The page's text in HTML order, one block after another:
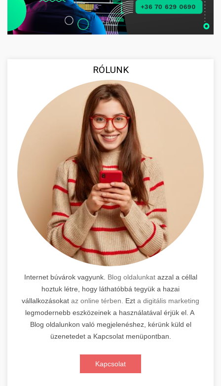
RÓLUNK
Internet búvárok vagyunk. Blog oldalunkatazzal a céllal
hoztuk létre, hogy láthatóbbá tegyük a hazai
vállalkozásokat az online térben. Ezt a digitális marketing
legmodernebb eszközeinek a használatával érjük el. A
Blog oldalunkon való megjelenéshez, kérünk küld el
üzenetedet a Kapcsolat menüpontban.
Kapcsolat